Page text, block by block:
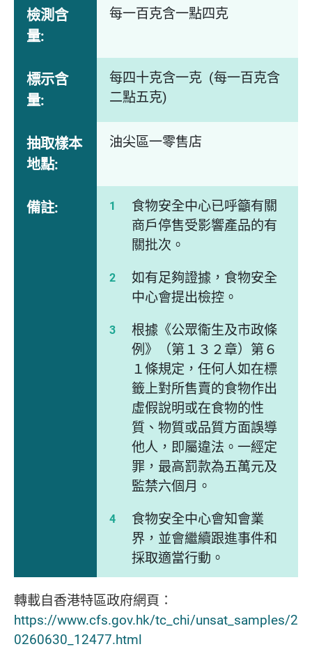
檢測含
量:
每一百克含一點四克
標示含
量:
每四十克含一克 (每一百克含
二點五克)
抽取樣本
地點:
油尖區一零售店
備註:
食物安全中心已呼籲有關
商戶停售受影響產品的有
關批次。
如有足夠證據，食物安全
中心會提出檢控。
根據《公眾衞生及市政條
例》（第１３２章）第６
１條規定，任何人如在標
籤上對所售賣的食物作出
虛假說明或在食物的性
質、物質或品質方面誤導
他人，即屬違法。一經定
罪，最高罰款為五萬元及
監禁六個月。
食物安全中心會知會業
界，並會繼續跟進事件和
採取適當行動。
轉載自香港特區政府網頁∶
https://www.cfs.gov.hk/tc_chi/unsat_samples/2
0260630_12477.html